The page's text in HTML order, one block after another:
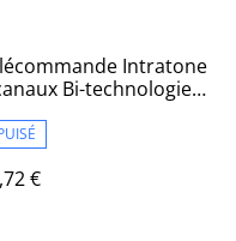
Intratone
Bi-technologie
€